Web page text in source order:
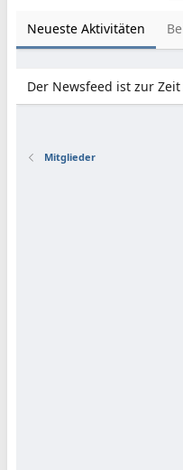
Neueste Aktivitäten
Der Newsfeed ist zur Zeit
Mitglieder